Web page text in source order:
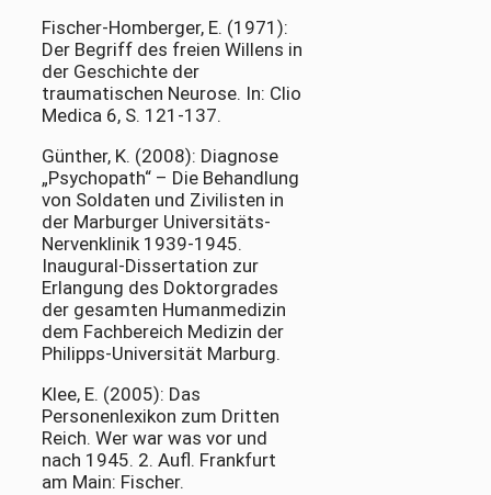
Fischer-Homberger, E. (1971):
Der Begriff des freien Willens in
der Geschichte der
traumatischen Neurose. In: Clio
Medica 6, S. 121-137.
Günther, K. (2008): Diagnose
„Psychopath“ – Die Behandlung
von Soldaten und Zivilisten in
der Marburger Universitäts-
Nervenklinik 1939-1945.
Inaugural-Dissertation zur
Erlangung des Doktorgrades
der gesamten Humanmedizin
dem Fachbereich Medizin der
Philipps-Universität Marburg.
Klee, E. (2005): Das
Personenlexikon zum Dritten
Reich. Wer war was vor und
nach 1945. 2. Aufl. Frankfurt
am Main: Fischer.